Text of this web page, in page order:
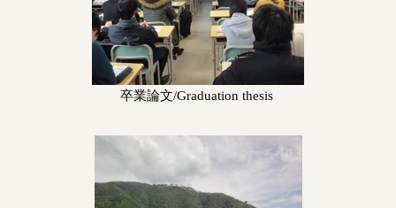
卒業論文/Graduation thesis